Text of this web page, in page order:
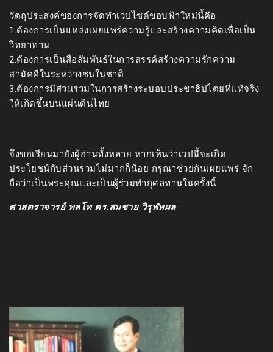
วัตถุประสงค์ของการจัดทำเวปไซด์ขอบฟ้าใหม่นี้คือ
1.ต้องการเป็นแหล่งเผยแพร่ความรู้และสร้างความคิดเพื่อเป็น
วิทยาทาน
2.ต้องการเป็นสื่อสัมพันธ์ในการสรรค์สร้างความรักความ
สามัคคีในระหว่างชนในชาติ
3.ต้องการมีส่วนร่วมในการสร้างระบอบประชาธิปไตยที่แท้จริง
ให้เกิดขึ้นบนแผ่นดินไทย
จึงขอเรียนมายังผู้อ่านทั้งหลาย หากเห็นว่าเวปนี้จะเกิด
ประโยชน์กับส่วนรวมไม่มากก็น้อย กรุณาช่วยกันเผยแพร่ จัก
ถือว่าเป็นพระคุณและเป็นผู้ร่วมทำกุศลทานในครั้งนี้
ศาสตราจารย์ พลโท ดร.สมชาย วิรุฬหผล